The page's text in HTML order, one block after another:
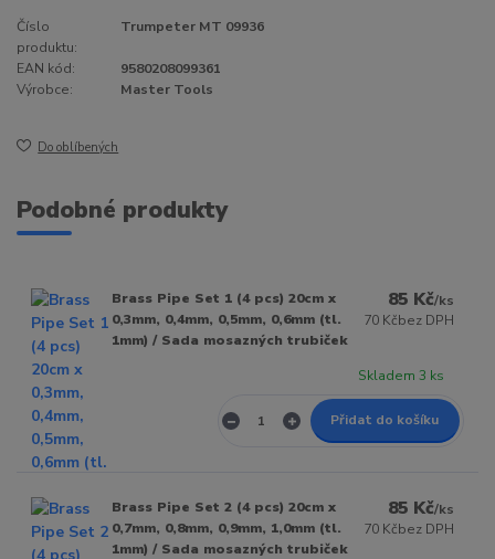
Číslo
produktu:
Trumpeter MT 09936
EAN kód:
9580208099361
Výrobce:
Master Tools
Do oblíbených
Podobné produkty
Brass Pipe Set 1 (4 pcs) 20cm x
0,3mm, 0,4mm, 0,5mm, 0,6mm (tl.
1mm) / Sada mosazných trubiček
85 Kč/ks
70 Kčbez DPH
Skladem 3 ks
Přidat do košíku
Brass Pipe Set 2 (4 pcs) 20cm x
0,7mm, 0,8mm, 0,9mm, 1,0mm (tl.
1mm) / Sada mosazných trubiček
85 Kč/ks
70 Kčbez DPH